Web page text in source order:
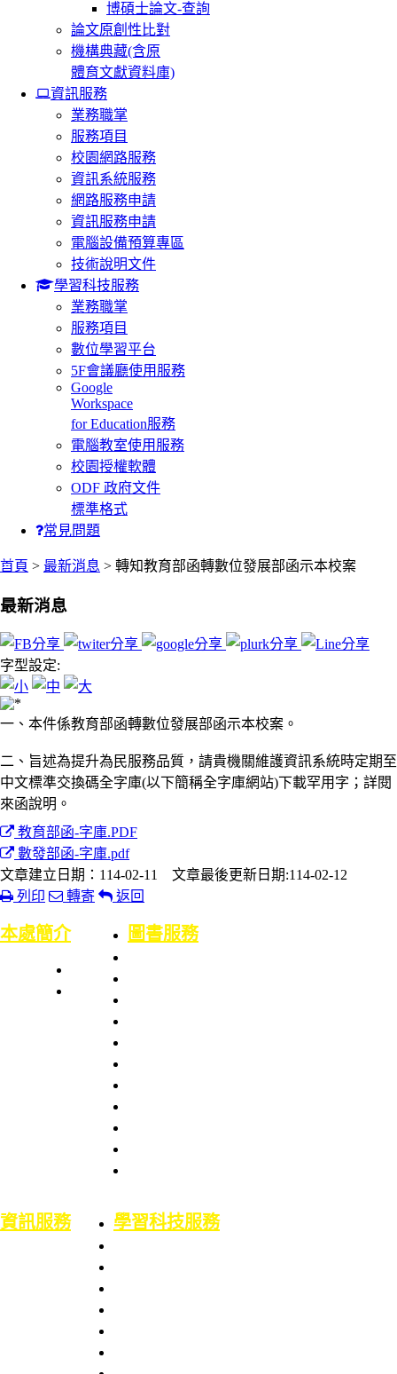
博碩士論文-查詢
論文原創性比對
機構典藏(含原
體育文獻資料庫)
資訊服務
業務職掌
服務項目
校園網路服務
資訊系統服務
網路服務申請
資訊服務申請
電腦設備預算專區
技術說明文件
學習科技服務
業務職掌
服務項目
數位學習平台
5F會議廳使用服務
Google
Workspace
for Education服務
電腦教室使用服務
校園授權軟體
ODF 政府文件
標準格式
常見問題
:::
首頁 > 最新消息 > 轉知教育部函轉數位發展部函示本校案
最新消息
字型設定:
一、本件係教育部函轉數位發展部函示本校案。
二、旨述為提升為民服務品質，請貴機關維護資訊系統時定期至
中文標準交換碼全字庫(以下簡稱全字庫網站)下載罕用字；詳閱
來函說明。
教育部函-字庫.PDF
數發部函-字庫.pdf
文章建立日期：114-02-11 文章最後更新日期:114-02-12
列印
轉寄
返回
本處簡介 圖書服務
資訊服務 學習科技服務